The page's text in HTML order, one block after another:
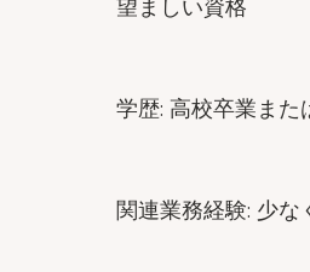
望ましい資格
学歴: 高校卒業また
関連業務経験: 少な